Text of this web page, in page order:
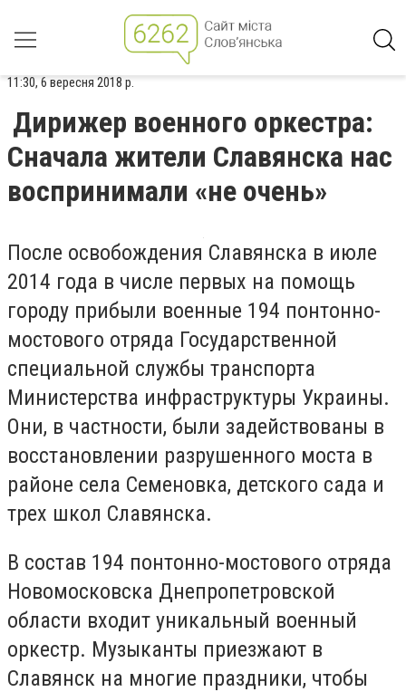
11:30, 6 вересня 2018 р.
Дирижер военного оркестра:
Сначала жители Славянска нас
воспринимали «не очень»
После освобождения Славянска в июле
2014 года в числе первых на помощь
городу прибыли военные 194 понтонно-
мостового отряда Государственной
специальной службы транспорта
Министерства инфраструктуры Украины.
Они, в частности, были задействованы в
восстановлении разрушенного моста в
районе села Семеновка, детского сада и
трех школ Славянска.
В состав 194 понтонно-мостового отряда
Новомосковска Днепропетровской
области входит уникальный военный
оркестр. Музыканты приезжают в
Славянск на многие праздники, чтобы